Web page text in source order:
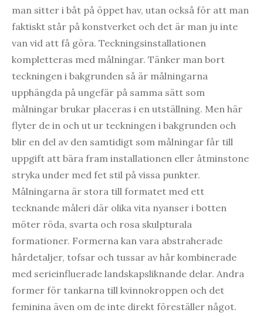
man sitter i båt på öppet hav, utan också för att man
faktiskt står på konstverket och det är man ju inte
van vid att få göra. Teckningsinstallationen
kompletteras med målningar. Tänker man bort
teckningen i bakgrunden så är målningarna
upphängda på ungefär på samma sätt som
målningar brukar placeras i en utställning. Men här
flyter de in och ut ur teckningen i bakgrunden och
blir en del av den samtidigt som målningar får till
uppgift att bära fram installationen eller åtminstone
stryka under med fet stil på vissa punkter.
Målningarna är stora till formatet med ett
tecknande måleri där olika vita nyanser i botten
möter röda, svarta och rosa skulpturala
formationer. Formerna kan vara abstraherade
hårdetaljer, tofsar och tussar av hår kombinerade
med serieinfluerade landskapsliknande delar. Andra
former för tankarna till kvinnokroppen och det
feminina även om de inte direkt föreställer något.